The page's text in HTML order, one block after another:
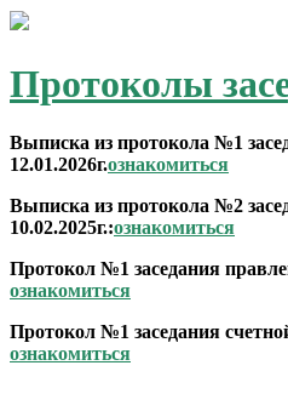
Протоколы
Выписка из протокола №1
12.01.2026г.ознакомиться
Выписка из протокола №2
10.02.2025г.:ознакомиться
Протокол №1 заседания
ознакомиться
Протокол №1 заседания
ознакомиться